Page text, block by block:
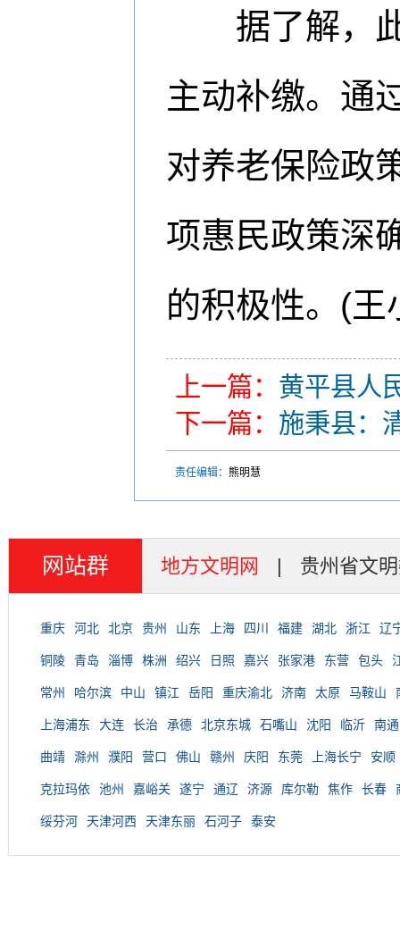
据了解，此
主动补缴。通
对养老保险政
项惠民政策深
的积极性。(王
上一篇： 黄平县人
下一篇： 施秉县：
责任编辑： 熊明慧
网站群 地方文明网 | 贵州省文
重庆 河北 北京 贵州 山东 上海 四川 福建 湖北 浙江 辽
铜陵 青岛 淄博 株洲 绍兴 日照 嘉兴 张家港 东营 包头
常州 哈尔滨 中山 镇江 岳阳 重庆渝北 济南 太原 马鞍山
上海浦东 大连 长治 承德 北京东城 石嘴山 沈阳 临沂 南通
曲靖 滁州 濮阳 营口 佛山 赣州 庆阳 东莞 上海长宁 安顺
克拉玛依 池州 嘉峪关 遂宁 通辽 济源 库尔勒 焦作 长春
绥芬河 天津河西 天津东丽 石河子 泰安